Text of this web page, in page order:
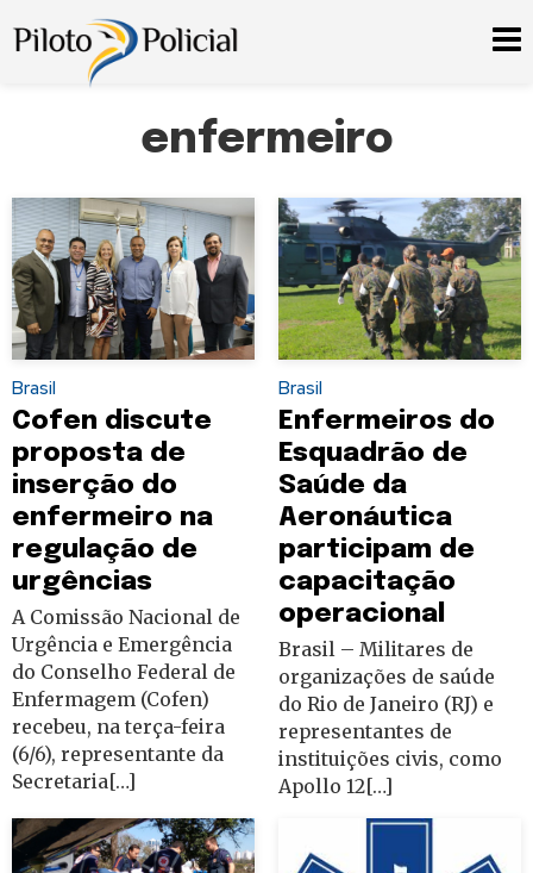
enfermeiro
Brasil
Cofen discute
proposta de
inserção do
enfermeiro na
regulação de
urgências
A Comissão Nacional de
Urgência e Emergência
do Conselho Federal de
Enfermagem (Cofen)
recebeu, na terça-feira
(6/6), representante da
Secretaria[…]
Brasil
Enfermeiros do
Esquadrão de
Saúde da
Aeronáutica
participam de
capacitação
operacional
Brasil – Militares de
organizações de saúde
do Rio de Janeiro (RJ) e
representantes de
instituições civis, como
Apollo 12[…]